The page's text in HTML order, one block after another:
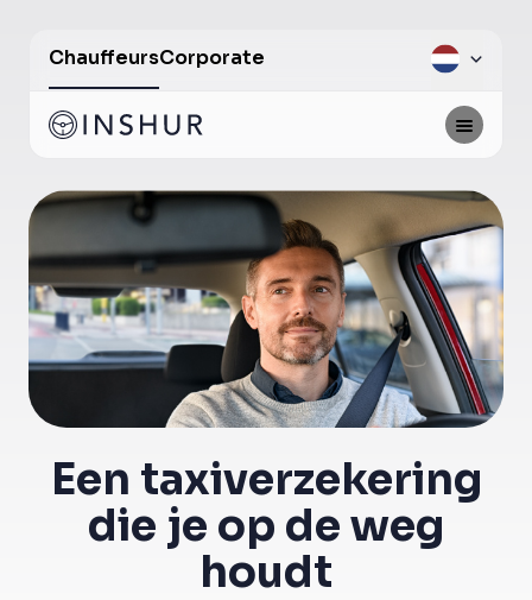
ChauffeursCorporate
Een taxiverzekering
die je op de weg
houdt